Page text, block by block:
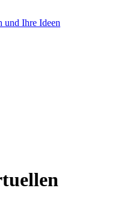
und Ihre Ideen